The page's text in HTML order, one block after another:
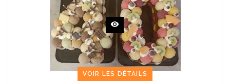
VOIR LES DÉTAILS